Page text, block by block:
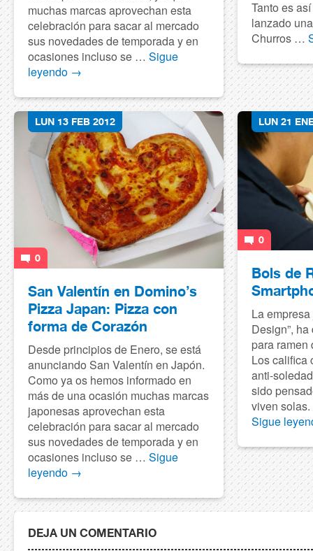
muchas marcas aprovechan esta
celebración para sacar al mercado
sus novedades de temporada y en
ocasiones incluso se … Sigue
leyendo →
Tanto es
lanzado
Churros …
LUN 13 FEB 2012
0
San Valentín en Domino’s
Pizza Japan: Pizza con
forma de Corazón
Desde principios de Enero, se está
anunciando San Valentín en Japón.
Como ya os hemos informado en
más de una ocasión muchas marcas
japonesas aprovechan esta
celebración para sacar al mercado
sus novedades de temporada y en
ocasiones incluso se … Sigue
leyendo →
LUN 21
0
Bols de
La
Design”,
para ramen
Los califica
anti-
sido
viven
Sigue
DEJA UN COMENTARIO